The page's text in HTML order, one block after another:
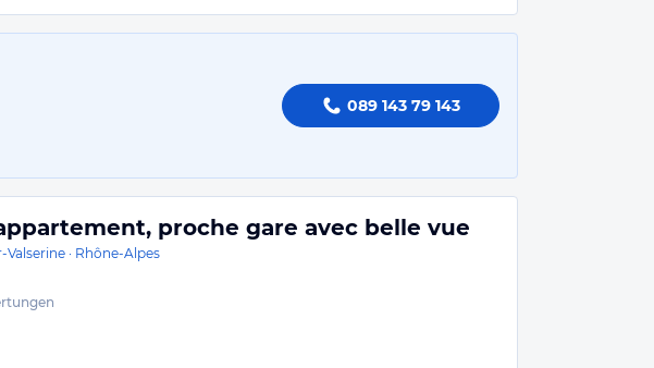
089 143 79 143
proche gare avec belle vue
Valserine · Rhône-Alpes